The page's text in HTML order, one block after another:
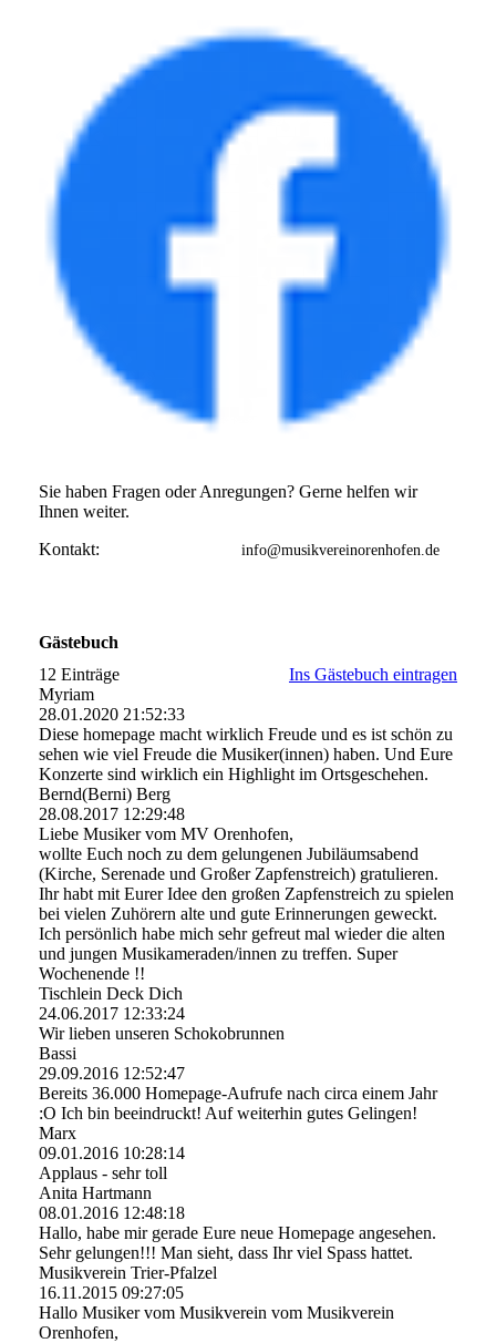
Sie haben Fragen oder Anregungen? Gerne helfen wir
Ihnen weiter.
Kontakt: info@musikvereinorenhofen.de
Gästebuch
12 Einträge
Ins Gästebuch eintragen
Myriam
28.01.2020 21:52:33
Diese homepage macht wirklich Freude und es ist schön zu
sehen wie viel Freude die Musiker(innen) haben. Und Eure
Konzerte sind wirklich ein Highlight im Ortsgeschehen.
Bernd(Berni) Berg
28.08.2017 12:29:48
Liebe Musiker vom MV Orenhofen,
wollte Euch noch zu dem gelungenen Jubiläumsabend
(Kirche, Serenade und Großer Zapfenstreich) gratulieren.
Ihr habt mit Eurer Idee den großen Zapfenstreich zu spielen
bei vielen Zuhörern alte und gute Erinnerungen geweckt.
Ich persönlich habe mich sehr gefreut mal wieder die alten
und jungen Musikameraden/innen zu treffen. Super
Wochenende !!
Tischlein Deck Dich
24.06.2017 12:33:24
Wir lieben unseren Schokobrunnen
Bassi
29.09.2016 12:52:47
Bereits 36.000 Homepage-Aufrufe nach circa einem Jahr
:O Ich bin beeindruckt! Auf weiterhin gutes Gelingen!
Marx
09.01.2016 10:28:14
Applaus - sehr toll
Anita Hartmann
08.01.2016 12:48:18
Hallo, habe mir gerade Eure neue Homepage angesehen.
Sehr gelungen!!! Man sieht, dass Ihr viel Spass hattet.
Musikverein Trier-Pfalzel
16.11.2015 09:27:05
Hallo Musiker vom Musikverein vom Musikverein
Orenhofen,